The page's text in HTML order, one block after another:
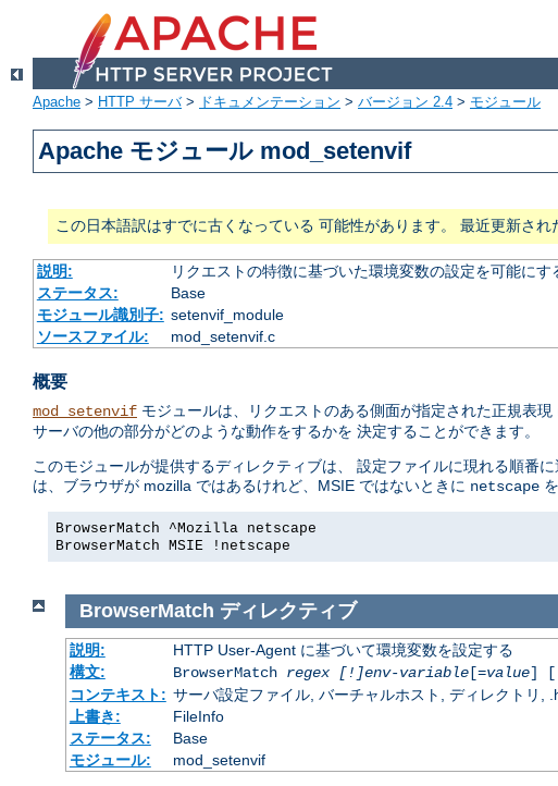
Apache > HTTP サーバ> ドキュメンテーション > バージョン 2.4 > モジュール
Apache モジュール mod_setenvif
この日本語訳はすでに古くなっている 可能性があります。 最近更新され
説明:
リクエストの特徴に基づいた環境変数の設定を可能にす
ステータス:
Base
モジュール識別子: setenvif_module
ソースファイル:
mod_setenvif.c
概要
mod_setenvif モジュールは、リクエストのある側面が指定された正規表
サーバの他の部分がどのような動作をするかを 決定することができます。
このモジュールが提供するディレクティブは、 設定ファイルに現れる順番
は、ブラウザが mozilla ではあるけれど、MSIE ではないときに netscape
BrowserMatch ^Mozilla netscape
BrowserMatch MSIE !netscape
BrowserMatch ディレクティブ
説明:
HTTP User-Agent に基づいて環境変数を設定する
構文:
BrowserMatch regex [!]env-variable[=value]
コンテキスト: サーバ設定ファイル, バーチャルホスト, ディレクトリ,
上書き:
FileInfo
ステータス:
Base
モジュール:
mod_setenvif